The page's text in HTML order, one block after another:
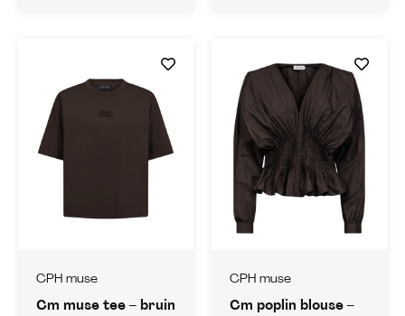
CPH muse
Cm muse tee – bruin
CPH muse
Cm poplin blouse –